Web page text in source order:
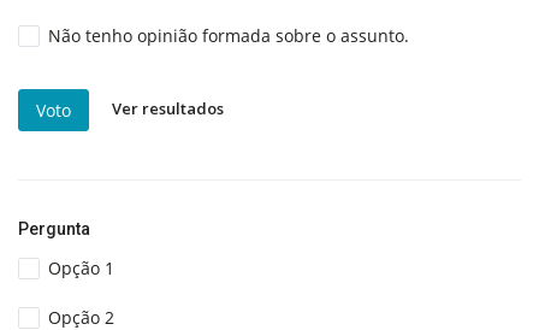
Não tenho opinião formada sobre o assunto.
Voto Ver resultados
Pergunta
Opção 1
Opção 2